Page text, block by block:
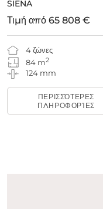
SIENA
4 ζώνες
84 m2
124 mm
Τιμή από 65 808 €
ΠΕΡΙΣΣΌΤΕΡΕΣ
ΠΛΗΡΟΦΟΡΊΕΣ